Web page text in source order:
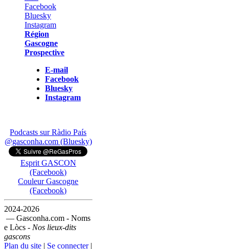
Région
Gascogne
Prospective
E-mail
Facebook
Bluesky
Instagram
Podcasts sur Ràdio País
@gasconha.com (Bluesky)
Esprit GASCON
(Facebook)
Couleur Gascogne
(Facebook)
2024-2026
— Gasconha.com - Noms
e Lòcs - Nos lieux-dits
gascons
Plan du site | Se connecter|